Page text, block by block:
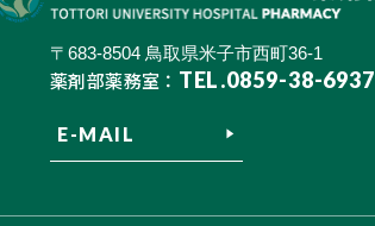
〒683-8504 鳥取県米子市西町36-1
薬剤部薬務室： TEL.0859-38-6937
E-MAIL